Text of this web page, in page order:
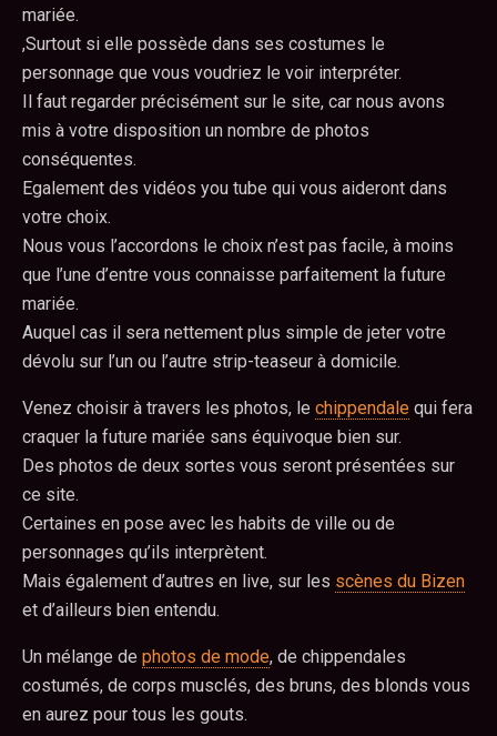
mariée.
,Surtout si elle possède dans ses costumes le
personnage que vous voudriez le voir interpréter.
Il faut regarder précisément sur le site, car nous avons
mis à votre disposition un nombre de photos
conséquentes.
Egalement des vidéos you tube qui vous aideront dans
votre choix.
Nous vous l’accordons le choix n’est pas facile, à moins
que l’une d’entre vous connaisse parfaitement la future
mariée.
Auquel cas il sera nettement plus simple de jeter votre
dévolu sur l’un ou l’autre strip-teaseur à domicile.
Venez choisir à travers les photos, le chippendale qui fera
craquer la future mariée sans équivoque bien sur.
Des photos de deux sortes vous seront présentées sur
ce site.
Certaines en pose avec les habits de ville ou de
personnages qu’ils interprètent.
Mais également d’autres en live, sur les scènes du Bizen
et d’ailleurs bien entendu.
Un mélange de photos de mode, de chippendales
costumés, de corps musclés, des bruns, des blonds vous
en aurez pour tous les gouts.